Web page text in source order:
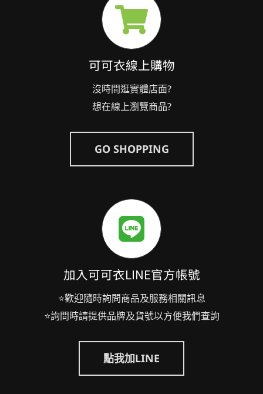
可可衣線上購物
沒時間逛實體店面?
想在線上瀏覽商品?
GO SHOPPING
加入可可衣LINE官方帳號
⭐歡迎隨時詢問商品及服務相關訊息
⭐詢問時請提供品牌及貨號以方便我們查詢
點我加LINE